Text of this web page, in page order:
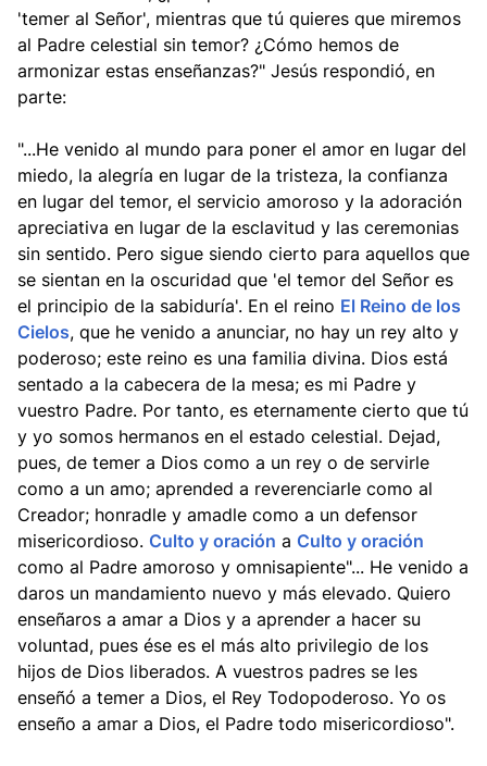
'temer al Señor', mientras que tú quieres que miremos
al Padre celestial sin temor? ¿Cómo hemos de
armonizar estas enseñanzas?" Jesús respondió, en
parte:
"...He venido al mundo para poner el amor en lugar del
miedo, la alegría en lugar de la tristeza, la confianza
en lugar del temor, el servicio amoroso y la adoración
apreciativa en lugar de la esclavitud y las ceremonias
sin sentido. Pero sigue siendo cierto para aquellos que
se sientan en la oscuridad que 'el temor del Señor es
el principio de la sabiduría'. En el reino El Reino de los
Cielos, que he venido a anunciar, no hay un rey alto y
poderoso; este reino es una familia divina. Dios está
sentado a la cabecera de la mesa; es mi Padre y
vuestro Padre. Por tanto, es eternamente cierto que tú
y yo somos hermanos en el estado celestial. Dejad,
pues, de temer a Dios como a un rey o de servirle
como a un amo; aprended a reverenciarle como al
Creador; honradle y amadle como a un defensor
misericordioso. Culto y oración a Culto y oración
como al Padre amoroso y omnisapiente"... He venido a
daros un mandamiento nuevo y más elevado. Quiero
enseñaros a amar a Dios y a aprender a hacer su
voluntad, pues ése es el más alto privilegio de los
hijos de Dios liberados. A vuestros padres se les
enseñó a temer a Dios, el Rey Todopoderoso. Yo os
enseño a amar a Dios, el Padre todo misericordioso".